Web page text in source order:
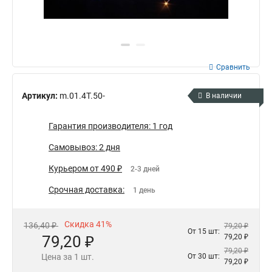
Артикул: m.01.4T.50-
Сравнить
В наличии
Гарантия производителя: 1 год
Самовывоз: 2 дня
Курьером от 490 ₽ 2-3 дней
Срочная доставка: 1 день
136,40 ₽ Скидка 41%
79,20 ₽
Цена за 1 шт.
От 15 шт:
79,20 ₽
79,20 ₽
От 30 шт:
79,20 ₽
79,20 ₽